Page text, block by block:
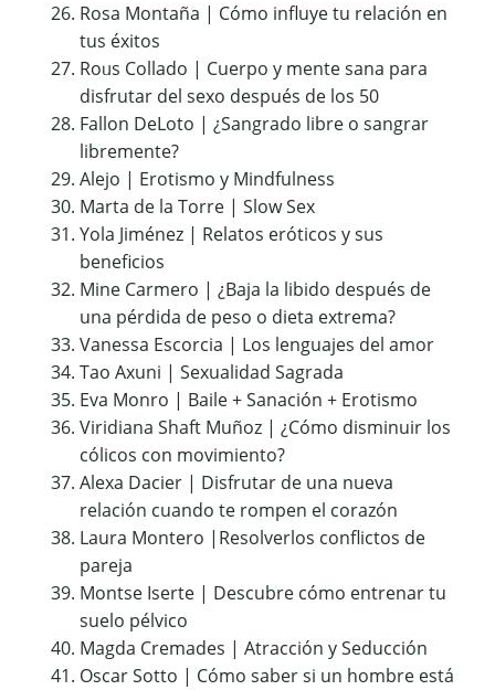
Rosa Montaña | Cómo influye tu relación en
tus éxitos
Roᥙs Collado | Cuerpo y mente sana para
disfrutar del sexo después de los 50
Fallon DeLoto | ¿Sangrado libre o sangrar
libremente?
Alejo | Erotismo y Mindfulness
Marta de la Torre | Slow Sex
Yola Jiménez | Relatos eróticos y sus
beneficios
Mine Carmero | ¿Baja la libido después de
una pérdida de peso o dieta extrema?
Vanessa Escorcia | Los lenguajes del amor
Tao Axuni | Sexualidad Sagrada
Eva Monro | Baile + Sanación + Erotismo
Viridiana Shaft Muñoz | ¿Cómo disminuir los
cólicos con movimiento?
Alexa Dacier | Disfrutar de una nueva
relación cuando te rompen el corazón
Laura Montero |Resolverlos conflictos de
pareja
Montse Iserte | Descubre cómo entrenar tu
suelo pélvico
Magda Cremades | Atracción y Seducción
Oscar Sotto | Cómo saber si un hombre está